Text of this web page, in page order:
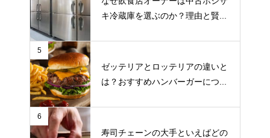
キ冷蔵庫を選ぶのか？理由と賢...
5
ゼッテリアとロッテリアの違いと
は？おすすめハンバーガーにつ...
6
寿司チェーンの大手といえばどの